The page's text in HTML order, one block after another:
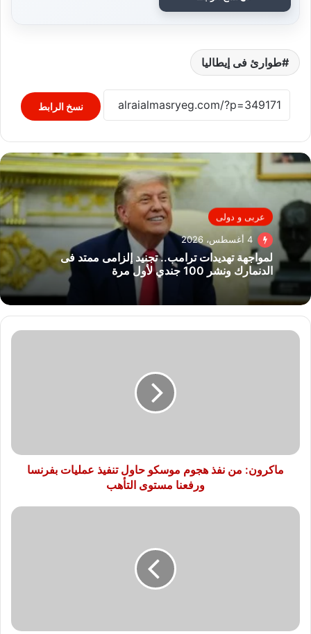
طوارئ فى إيطاليا
نسخ الرابط
عربى و دولى
4 أغسطس، 2026
لمواجهة تهديدات ترامب.. تجنيد إلزامى ممتد فى
الدنمارك ونشر 100 جندي لأول مرة
ماكرون:
بفرنسا
ورفعناماكرون: من نفذ هجوم موسكو حاول تنفيذ عمليات بفرنسا
ورفعنا مستوى التأهب
أمير
فى